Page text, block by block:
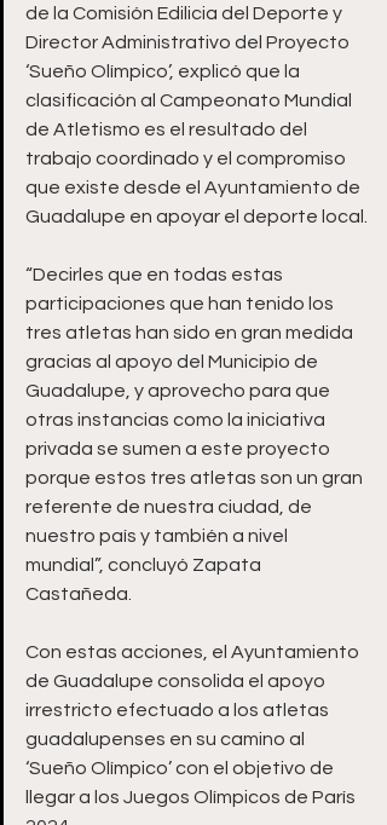
de la Comisión Edilicia del Deporte y
Director Administrativo del Proyecto
‘Sueño Olímpico’, explicó que la
clasificación al Campeonato Mundial
de Atletismo es el resultado del
trabajo coordinado y el compromiso
que existe desde el Ayuntamiento de
Guadalupe en apoyar el deporte local.
“Decirles que en todas estas
participaciones que han tenido los
tres atletas han sido en gran medida
gracias al apoyo del Municipio de
Guadalupe, y aprovecho para que
otras instancias como la iniciativa
privada se sumen a este proyecto
porque estos tres atletas son un gran
referente de nuestra ciudad, de
nuestro país y también a nivel
mundial”, concluyó Zapata
Castañeda.
Con estas acciones, el Ayuntamiento
de Guadalupe consolida el apoyo
irrestricto efectuado a los atletas
guadalupenses en su camino al
‘Sueño Olímpico’ con el objetivo de
llegar a los Juegos Olímpicos de París